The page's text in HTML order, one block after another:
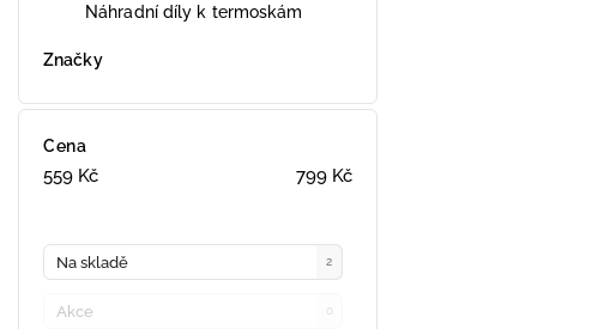
Náhradní díly k termoskám
Značky
Cena
559 Kč 799 Kč
Na skladě 2
Akce 0